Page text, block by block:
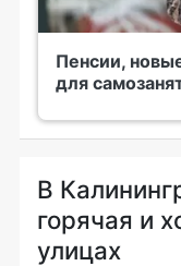
Пенсии,
для
В
горячая и
улицах